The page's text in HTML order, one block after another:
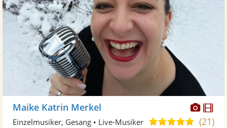
Maike Katrin Merkel
5,0(21)
Einzelmusiker, Gesang • Live-Musiker